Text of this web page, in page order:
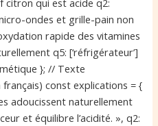
ondes et grille-pain non
rapide des vitamines
q5: [‘réfrigérateur’]
}; // Texte
const explications = {
adoucissent naturellement
et équilibre l’acidité. », q2: